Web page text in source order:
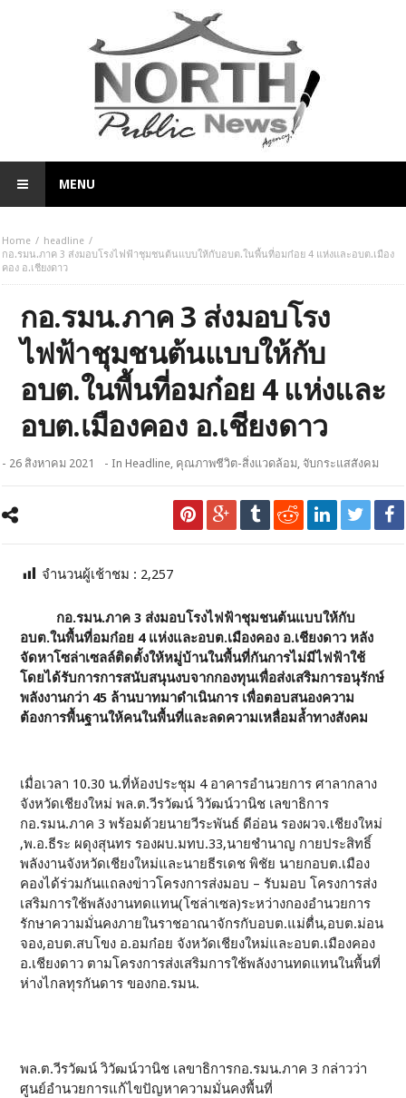
MENU
Home
headline
กอ.รมน.ภาค 3 ส่งมอบโรงไฟฟ้าชุมชนต้นแบบให้กับอบต.ในพื้นที่อมก๋อย 4 แห่งและอบต.เมือง
คอง อ.เชียงดาว
กอ.รมน.ภาค 3 ส่งมอบโรง
ไฟฟ้าชุมชนต้นแบบให้กับ
อบต.ในพื้นที่อมก๋อย 4 แห่งและ
อบต.เมืองคอง อ.เชียงดาว
- 26 สิงหาคม 2021 - InHeadline, คุณภาพชีวิต-สิ่งแวดล้อม, จับกระแสสังคม
จำนวนผู้เช้าชม : 2,257
กอ.รมน.ภาค 3 ส่งมอบโรงไฟฟ้าชุมชนต้นแบบให้กับ
อบต.ในพื้นที่อมก๋อย 4 แห่งและอบต.เมืองคอง อ.เชียงดาว หลัง
จัดหาโซล่าเซลล์ติดตั้งให้หมู่บ้านในพื้นที่กันการไม่มีไฟฟ้าใช้
โดยได้รับการการสนับสนุนงบจากกองทุนเพื่อส่งเสริมการอนุรักษ์
พลังงานกว่า 45 ล้านบาทมาดำเนินการ เพื่อตอบสนองความ
ต้องการพื้นฐานให้คนในพื้นที่และลดความเหลื่อมล้ำทางสังคม
เมื่อเวลา 10.30 น.ที่ห้องประชุม 4 อาคารอำนวยการ ศาลากลาง
จังหวัดเชียงใหม่ พล.ต.วีรวัฒน์ วิวัฒน์วานิช เลขาธิการ
กอ.รมน.ภาค 3 พร้อมด้วยนายวีระพันธ์ ดีอ่อน รองผวจ.เชียงใหม่
,พ.อ.ธีระ ผดุงสุนทร รองผบ.มทบ.33,นายชำนาญ กายประสิทธิ์
พลังงานจังหวัดเชียงใหม่และนายธีรเดช พิชัย นายกอบต.เมือง
คองได้ร่วมกันแถลงข่าวโครงการส่งมอบ – รับมอบ โครงการส่ง
เสริมการใช้พลังงานทดแทน(โซล่าเซล)ระหว่างกองอำนวยการ
รักษาความมั่นคงภายในราชอาณาจักรกับอบต.แม่ตื่น,อบต.ม่อน
จอง,อบต.สบโขง อ.อมก๋อย จังหวัดเชียงใหม่และอบต.เมืองคอง
อ.เชียงดาว ตามโครงการส่งเสริมการใช้พลังงานทดแทนในพื้นที่
ห่างไกลทุรกันดาร ของกอ.รมน.
พล.ต.วีรวัฒน์ วิวัฒน์วานิช เลขาธิการกอ.รมน.ภาค 3 กล่าวว่า
ศูนย์อำนวยการแก้ไขปัญหาความมั่นคงพื้นที่